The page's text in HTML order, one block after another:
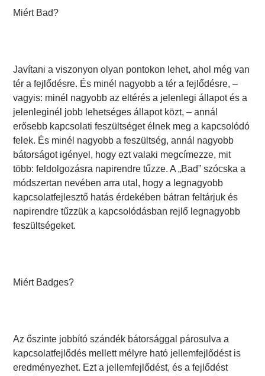
Miért Bad?
Javítani a viszonyon olyan pontokon lehet, ahol még van
tér a fejlődésre. És minél nagyobb a tér a fejlődésre, –
vagyis: minél nagyobb az eltérés a jelenlegi állapot és a
jelenleginél jobb lehetséges állapot közt, – annál
erősebb kapcsolati feszültséget élnek meg a kapcsolódó
felek. És minél nagyobb a feszültség, annál nagyobb
bátorságot igényel, hogy ezt valaki megcímezze, mit
több: feldolgozásra napirendre tűzze. A „Bad” szócska a
módszertan nevében arra utal, hogy a legnagyobb
kapcsolatfejlesztő hatás érdekében bátran feltárjuk és
napirendre tűzzük a kapcsolódásban rejlő legnagyobb
feszültségeket.
Miért Badges?
Az őszinte jobbító szándék bátorsággal párosulva a
kapcsolatfejlődés mellett mélyre ható jellemfejlődést is
eredményezhet. Ezt a jellemfejlődést, és a fejlődést